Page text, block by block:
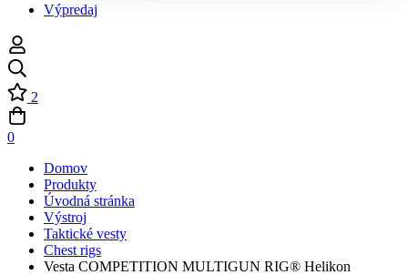
Výpredaj
2
0
Domov
Produkty
Úvodná stránka
Výstroj
Taktické vesty
Chest rigs
Vesta COMPETITION MULTIGUN RIG® Helikon